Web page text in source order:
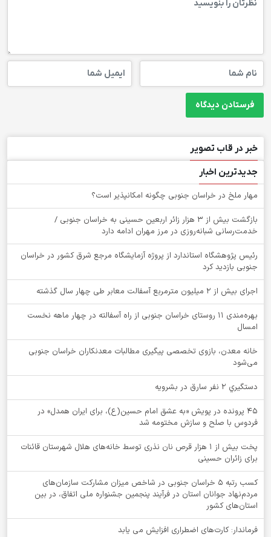
خبر در قاب تصویر
جدیدترین اخبار
‌مهار ملخ در خراسان جنوبی چگونه امکانپذیر است؟
بازگشت بیش از ۳ هزار زائر اربعین حسینی به خراسان جنوبی /
خدمت‌رسانی شبانه‌روزی در مرز مهران ادامه دارد
رئیس پژوهشگاه استاندارد از پروژه آزمایشگاه مرجع شرق کشور در خراسان
جنوبی بازدید کرد
اجرای بیش از ۲ میلیون مترمربع آسفالت معابر طی چهار سال گذشته
بهره‌مندی ۱۱ روستای خراسان جنوبی از راه آسفالته در چهار ماهه نخست
امسال
خانه معدن، بازوی تخصصی پیگیری مطالبات معدنکاران خراسان جنوبی
می‌شود
دستگيري 2 نفر سارق در بشرويه
۴۵ پرونده در پویش «به عشق امام حسین(ع)، برای ایران همدل» در
فردوس با صلح و سازش مختومه شد
پخت بیش از 1 هزار قرص نان نذری توسط خانه‌های هلال شهرستان قائنات
برای زائران حسینی
کسب رتبه ۵ خراسان جنوبی در شاخص میزان مشارکت سازمان‌های
مردم‌نهاد جوانان استان در فرآیند پنجمین جشنواره ملی اتفاق، در بین
استان‌های کشور
فرماندار: کارت‌های اضطراری افزایش می یابد